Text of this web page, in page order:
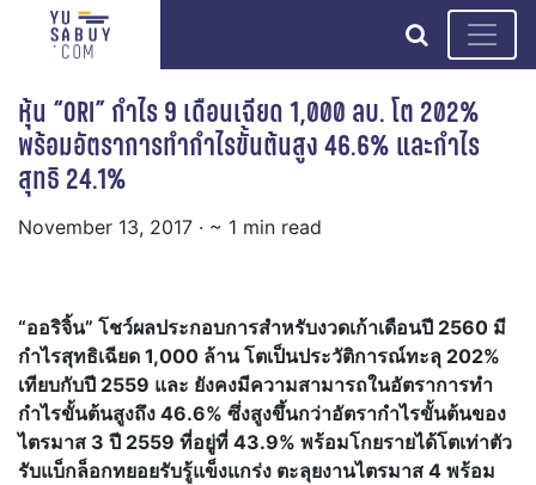
search
หุ้น “ORI” กำไร 9 เดือนเฉียด 1,000 ลบ. โต 202%
พร้อมอัตราการทำกำไรขั้นต้นสูง 46.6% และกำไร
สุทธิ 24.1%
November 13, 2017 · ~ 1 min read
“ออริจิ้น” โชว์ผลประกอบการสำหรับงวดเก้าเดือนปี 2560 มี
กำไรสุทธิเฉียด 1,000 ล้าน โตเป็นประวัติการณ์ทะลุ 202%
เทียบกับปี 2559 และ ยังคงมีความสามารถในอัตราการทำ
กำไรขั้นต้นสูงถึง 46.6% ซึ่งสูงขึ้นกว่าอัตรากำไรขั้นต้นของ
ไตรมาส 3 ปี 2559 ที่อยู่ที่ 43.9% พร้อมโกยรายได้โตเท่าตัว
รับแบ็กล็อกทยอยรับรู้แข็งแกร่ง ตะลุยงานไตรมาส 4 พร้อม